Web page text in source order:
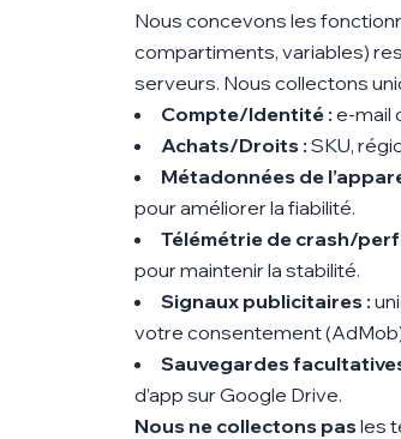
Nous concevons les
compartiments, variables)
serveurs. Nous collectons
Compte/Identité : e-mail
Achats/Droits : SKU,
Métadonnées de
pour améliorer la fiabilité.
Télémétrie de crash/
pour maintenir la stabilité.
Signaux publicitaires :
votre consentement
Sauvegardes
d’app sur Google Drive.
Nous ne collectons pasles